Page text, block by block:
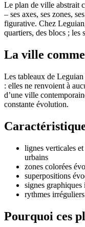
Le plan de ville abstrait
– ses axes, ses zones,
figurative. Chez
quartiers, des blocs ; les
La ville
Les tableaux de
: elles ne renvoient à
d’une ville
constante évolution.
lignes verticales
urbains
zones colorées
superpositions
signes
rythmes
Pourquoi ces